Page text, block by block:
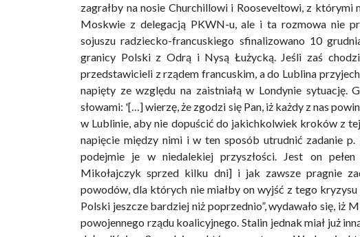
zagrałby na nosie Churchillowi i Rooseveltowi, z którymi
Moskwie z delegacją PKWN-u, ale i ta rozmowa nie
sojuszu radziecko-francuskiego sfinalizowano 10
granicy Polski z Odrą i Nysą Łużycką. Jeśli zaś
przedstawicieli z rządem francuskim, a do Lublina
napięty ze względu na zaistniałą w Londynie sytuację.
słowami: '[…] wierzę, że zgodzi się Pan, iż każdy z nas
w Lublinie, aby nie dopuścić do jakichkolwiek kroków z
napięcie między nimi i w ten sposób utrudnić zadanie
podejmie je w niedalekiej przyszłości. Jest on
Mikołajczyk sprzed kilku dni] i jak zawsze pragnie
powodów, dla których nie miałby on wyjść z tego
Polski jeszcze bardziej niż poprzednio”, wydawało się, iż
powojennego rządu koalicyjnego. Stalin jednak miał już